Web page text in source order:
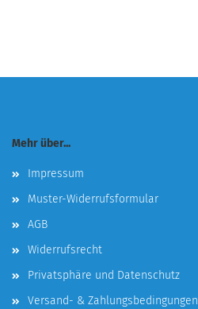
Mehr über...
Impressum
Muster-Widerrufsformular
AGB
Widerrufsrecht
Privatsphäre und Datenschutz
Versand- & Zahlungsbedingungen